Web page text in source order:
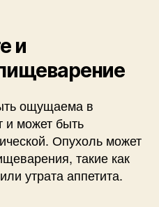
и
ощущаема в
и может быть
Опухоль может
такие как
утрата аппетита.